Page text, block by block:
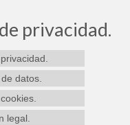
Las
opciones
se
en
la
privacidad.
datos.
legal.